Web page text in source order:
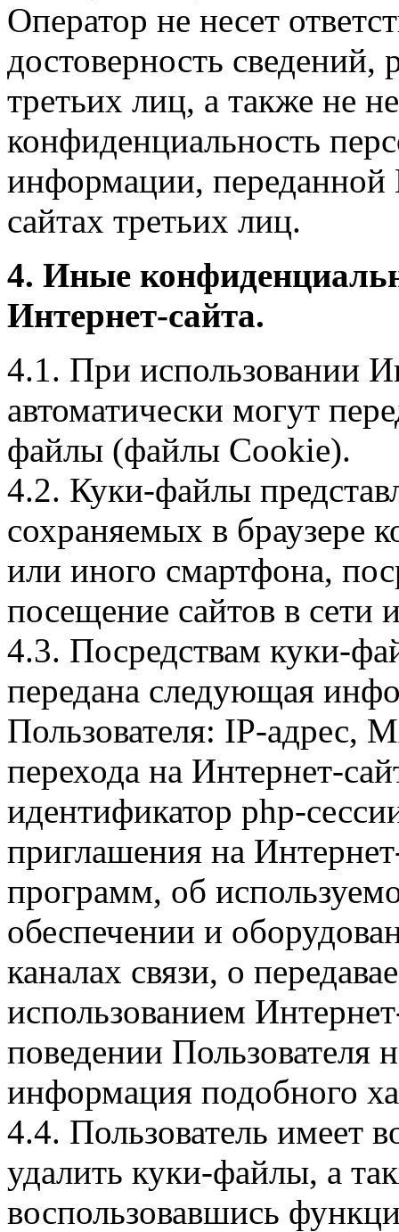
Оператор не несет
достоверность
третьих лиц, а также не
конфиденциальность
информации, переданной
сайтах третьих лиц.
4. Иные
Интернет-сайта.
4.1. При использовании
автоматически могут
файлы (файлы Cookie).
4.2. Куки-файлы
сохраняемых в браузере
или иного смартфона,
посещение сайтов в сети
4.3. Посредствам куки-
передана следующая
Пользователя: IP-адрес,
перехода на Интернет-
идентификатор php-
приглашения на
программ, об
обеспечении и
каналах связи, о
использованием
поведении Пользователя
информация подобного
4.4. Пользователь имеет
удалить куки-файлы, а
воспользовавшись